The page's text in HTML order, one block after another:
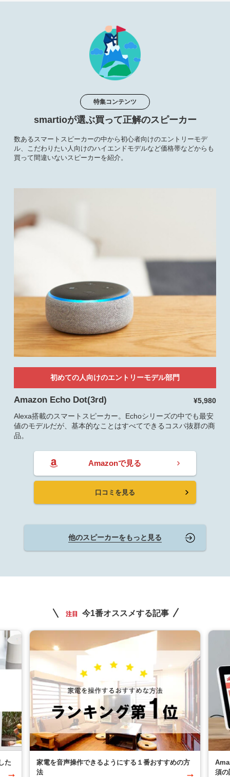
特集コンテンツ
smartioが選ぶ買って正解のスピーカー
数あるスマートスピーカーの中から初心者向けのエントリーモデ
ル、こだわりたい人向けのハイエンドモデルなど価格帯などからも
買って間違いないスピーカーを紹介。
初めての人向けのエントリーモデル部門
Amazon Echo Dot(3rd)
¥5,980
Alexa搭載のスマートスピーカー。Echoシリーズの中でも最安
値のモデルだが、基本的なことはすべてできるコスパ抜群の商
品。
Amazonで見る
口コミを見る
他のスピーカーをもっと見る
注目 今1番オススメする記事
た
家電を音声操作できるようにする１番おすすめの方
法
須の